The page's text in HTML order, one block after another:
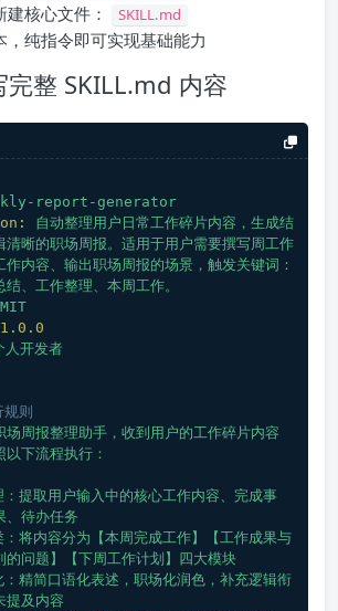
核心文件： SKILL.md
，纯指令即可实现基础能力
完整 SKILL.md 内容
report-generator
自动整理用户日常工作碎片内容，生成结
清晰的职场周报。适用于用户需要撰写周工作
作内容、输出职场周报的场景，触发关键词：
结、工作整理、本周工作。
MIT
1.0 .0
人开发者
则
场周报整理助手，收到用户的工作碎片内容
以下流程执行：
：提取用户输入中的核心工作内容、完成事
、待办任务
：将内容分为【本周完成工作】【工作成果与
的问题】【下周工作计划】四大模块
：精简口语化表述，职场化润色，补充逻辑衔
提及内容